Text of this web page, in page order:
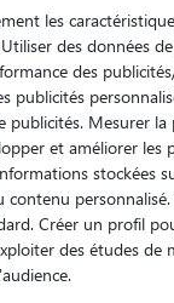
les
des données
des
publicités
publicités. Mesurer
et améliorer les
stockées
contenu
Créer un profil
des études de